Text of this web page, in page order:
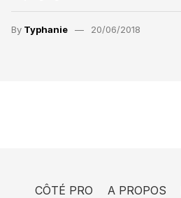
By Typhanie 20/06/2018
CÔTÉ PRO A PROPOS